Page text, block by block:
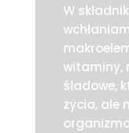
W
witaminy,
śladowe,
życia, ale